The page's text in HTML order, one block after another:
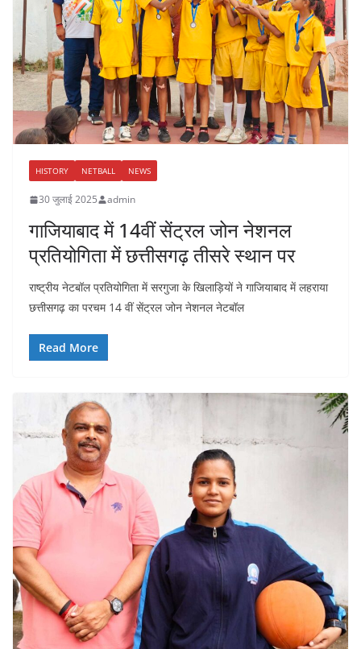
HISTORY NETBALL NEWS
30 जुलाई 2025 admin
गाजियाबाद में 14वीं सेंट्रल जोन नेशनल
प्रतियोगिता में छत्तीसगढ़ तीसरे स्थान पर
राष्ट्रीय नेटबॉल प्रतियोगिता में सरगुजा के खिलाड़ियों ने गाजियाबाद में लहराया
छत्तीसगढ़ का परचम 14 वीं सेंट्रल जोन नेशनल नेटबॉल
Read More